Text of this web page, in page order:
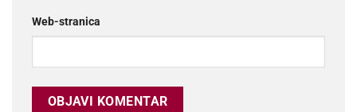
Web-stranica